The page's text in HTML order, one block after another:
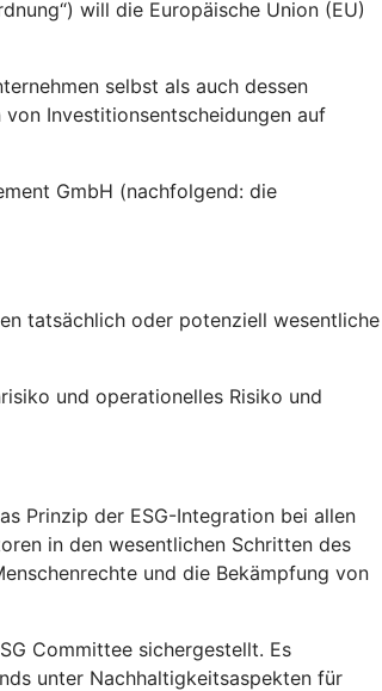
will die Europäische Union (EU)
selbst als auch dessen
Investitionsentscheidungen auf
GmbH (nachfolgend: die
tatsächlich oder potenziell wesentliche
und operationelles Risiko und
Prinzip der ESG-Integration bei allen
in den wesentlichen Schritten des
und die Bekämpfung von
Committee sichergestellt. Es
unter Nachhaltigkeitsaspekten für